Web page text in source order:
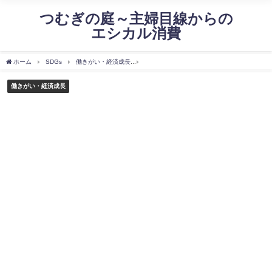
つむぎの庭～主婦目線からの
エシカル消費
ホーム SDGs 働きがい・経済成長
働きがい・経済成長